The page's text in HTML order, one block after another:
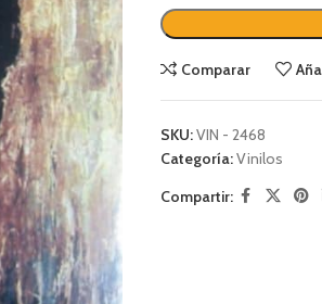
Comparar
SKU:VIN - 2468
Categoría:Vinilos
Compartir: